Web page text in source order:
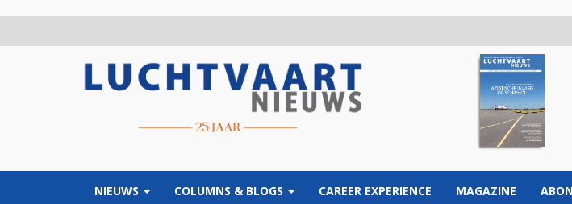
NIEUWS COLUMNS & BLOGS CAREER EXPERIENCE MAGAZINE